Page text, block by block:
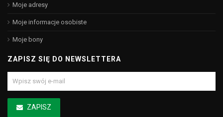
Moje adresy
Moje informacje osobiste
Moje bony
ZAPISZ SIĘ DO NEWSLETTERA
ZAPISZ